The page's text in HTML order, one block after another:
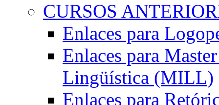
CURSOS
Enlaces para
Enlaces para
Lingüística (MILL)
Enlaces para